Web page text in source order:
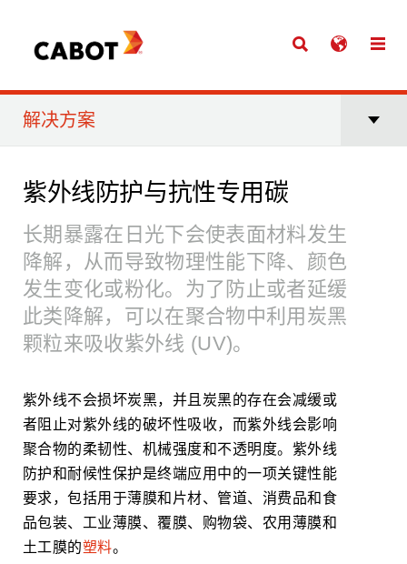
解决方案
紫外线防护与抗性专用碳
长期暴露在日光下会使表面材料发生
降解，从而导致物理性能下降、颜色
发生变化或粉化。为了防止或者延缓
此类降解，可以在聚合物中利用炭黑
颗粒来吸收紫外线 (UV)。
紫外线不会损坏炭黑，并且炭黑的存在会减缓或
者阻止对紫外线的破坏性吸收，而紫外线会影响
聚合物的柔韧性、机械强度和不透明度。紫外线
防护和耐候性保护是终端应用中的一项关键性能
要求，包括用于薄膜和片材、管道、消费品和食
品包装、工业薄膜、覆膜、购物袋、农用薄膜和
土工膜的塑料。